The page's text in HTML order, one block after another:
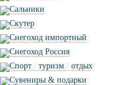
Сальники
Скутер
Снегоход импортный
Снегоход Россия
Спорт / туризм / отдых
Сувениры & подарки